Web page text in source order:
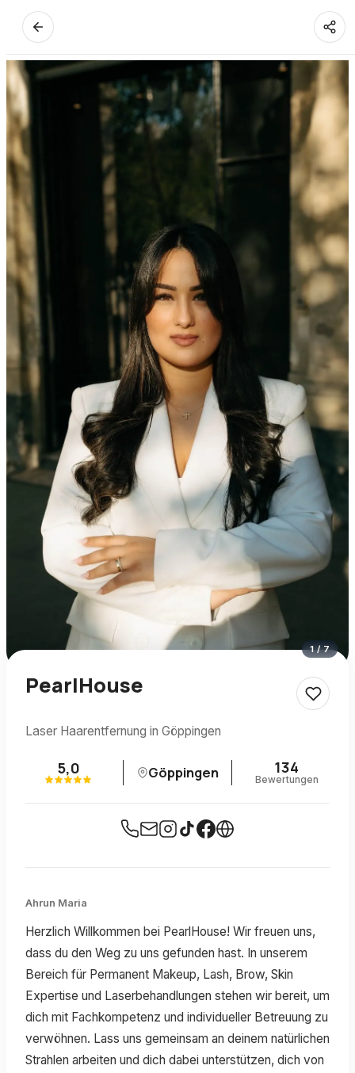
1/7
PearlHouse
Laser Haarentfernung in Göppingen
5,0 Göppingen 134
Bewertungen
Ahrun Maria
Herzlich Willkommen bei PearlHouse! Wir freuen uns,
dass du den Weg zu uns gefunden hast. In unserem
Bereich für Permanent Makeup, Lash, Brow, Skin
Expertise und Laserbehandlungen stehen wir bereit, um
dich mit Fachkompetenz und individueller Betreuung zu
verwöhnen. Lass uns gemeinsam an deinem natürlichen
Strahlen arbeiten und dich dabei unterstützen, dich von